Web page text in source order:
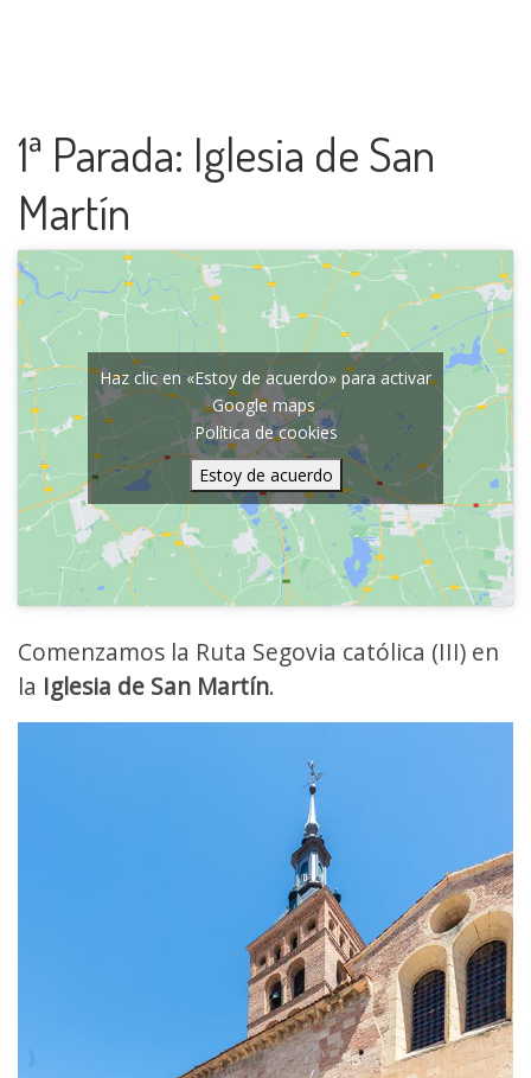
1ª Parada: Iglesia de San
Martín
Haz clic en «Estoy de acuerdo» para activar
Google maps
Política de cookies
Estoy de acuerdo
Comenzamos la Ruta Segovia católica (III) en
la Iglesia de San Martín.